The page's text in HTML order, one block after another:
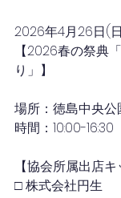
2026年4月26日(
【2026春の祭典
り」】
場所：徳島中央公
時間：10:00-16:30
【協会所属出店キ
□ 株式会社円生